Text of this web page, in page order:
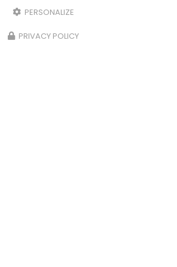
PERSONALIZE
PRIVACY POLICY